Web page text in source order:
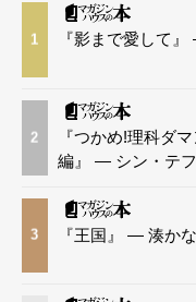
1 『影まで愛して
2
『つかめ!理科ダ
編』 — シン・テ
3 『王国』 — 湊か